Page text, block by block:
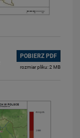
POBIERZ PDF
rozmiar pliku: 2 MB